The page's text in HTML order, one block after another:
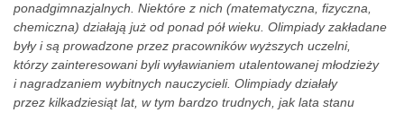
ponadgimnazjalnych. Niektóre z nich (matematyczna, fizyczna,
chemiczna) działają już od ponad pół wieku. Olimpiady zakładane
były i są prowadzone przez pracowników wyższych uczelni,
którzy zainteresowani byli wyławianiem utalentowanej młodzieży
i nagradzaniem wybitnych nauczycieli. Olimpiady działały
przez kilkadziesiąt lat, w tym bardzo trudnych, jak lata stanu